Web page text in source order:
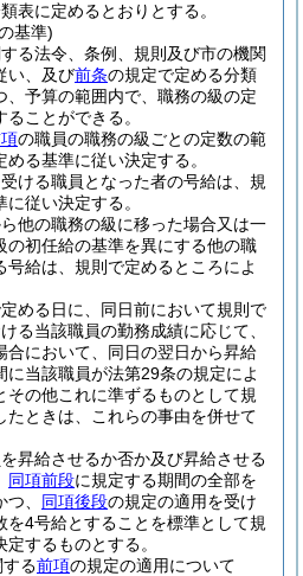
表に定めるとおりとする。
基準)
る法令、条例、規則及び市の機関
い、及び前条の規定で定める分類
、予算の範囲内で、職務の級の定
ことができる。
の職員の職務の級ごとの定数の範
る基準に従い決定する。
ける職員となった者の号給は、規
従い決定する。
他の職務の級に移った場合又は一
の初任給の基準を異にする他の職
給は、規則で定めるところによ
める日に、同日前において規則で
る当該職員の勤務成績に応じて、
合において、同日の翌日から昇給
に当該職員が法第29条の規定によ
その他これに準ずるものとして規
たときは、これらの事由を併せて
昇給させるか否か及び昇給させる
同項前段に規定する期間の全部を
、 同項後段の規定の適用を受け
を4号給とすることを標準として規
するものとする。
る前項の規定の適用について